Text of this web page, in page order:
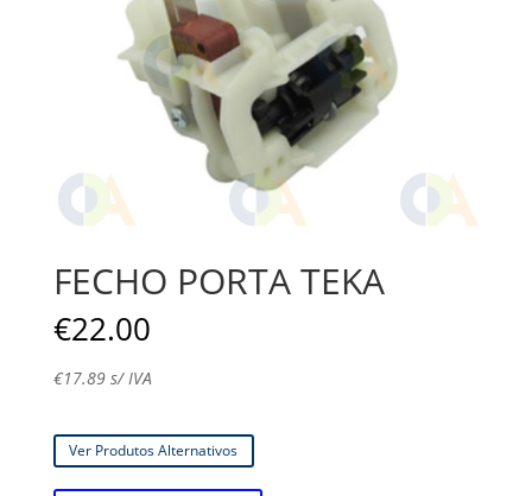
FECHO PORTA TEKA
€22.00
€17.89s/ IVA
Ver Produtos Alternativos